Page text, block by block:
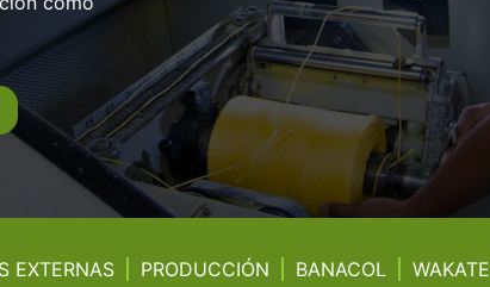
EXTERNAS PRODUCCIÓN BANACOL WAKATE